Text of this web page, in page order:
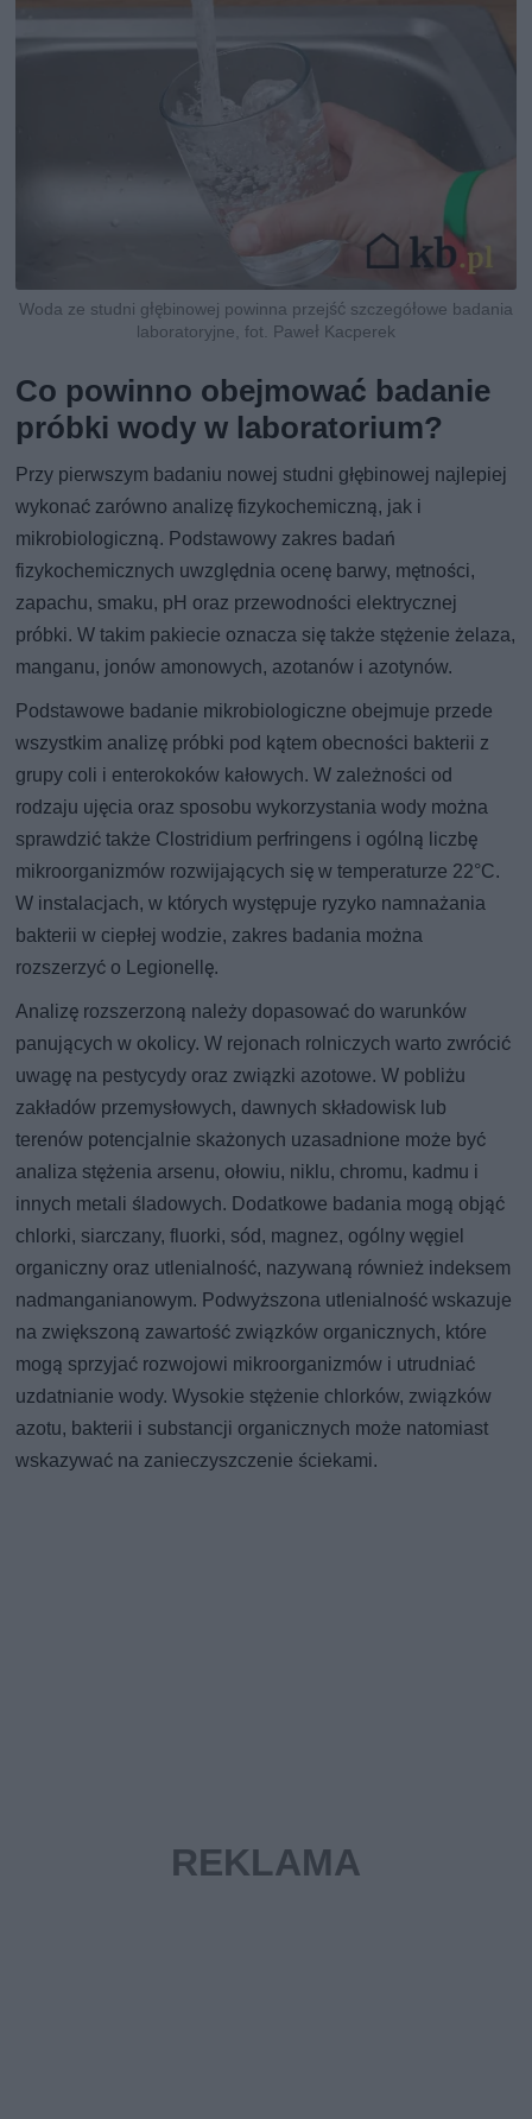
Woda ze studni głębinowej powinna przejść szczegółowe badania
laboratoryjne, fot. Paweł Kacperek
Co powinno obejmować badanie
próbki wody w laboratorium?
Przy pierwszym badaniu nowej studni głębinowej najlepiej
wykonać zarówno analizę fizykochemiczną, jak i
mikrobiologiczną. Podstawowy zakres badań
fizykochemicznych uwzględnia ocenę barwy, mętności,
zapachu, smaku, pH oraz przewodności elektrycznej
próbki. W takim pakiecie oznacza się także stężenie żelaza,
manganu, jonów amonowych, azotanów i azotynów.
Podstawowe badanie mikrobiologiczne obejmuje przede
wszystkim analizę próbki pod kątem obecności bakterii z
grupy coli i enterokoków kałowych. W zależności od
rodzaju ujęcia oraz sposobu wykorzystania wody można
sprawdzić także Clostridium perfringens i ogólną liczbę
mikroorganizmów rozwijających się w temperaturze 22°C.
W instalacjach, w których występuje ryzyko namnażania
bakterii w ciepłej wodzie, zakres badania można
rozszerzyć o Legionellę.
Analizę rozszerzoną należy dopasować do warunków
panujących w okolicy. W rejonach rolniczych warto zwrócić
uwagę na pestycydy oraz związki azotowe. W pobliżu
zakładów przemysłowych, dawnych składowisk lub
terenów potencjalnie skażonych uzasadnione może być
analiza stężenia arsenu, ołowiu, niklu, chromu, kadmu i
innych metali śladowych. Dodatkowe badania mogą objąć
chlorki, siarczany, fluorki, sód, magnez, ogólny węgiel
organiczny oraz utlenialność, nazywaną również indeksem
nadmanganianowym. Podwyższona utlenialność wskazuje
na zwiększoną zawartość związków organicznych, które
mogą sprzyjać rozwojowi mikroorganizmów i utrudniać
uzdatnianie wody. Wysokie stężenie chlorków, związków
azotu, bakterii i substancji organicznych może natomiast
wskazywać na zanieczyszczenie ściekami.